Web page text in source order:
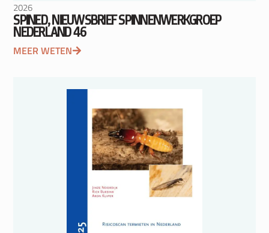
2026
SPINED, NIEUWSBRIEF SPINNENWERKGROEP
NEDERLAND 46
MEER WETEN